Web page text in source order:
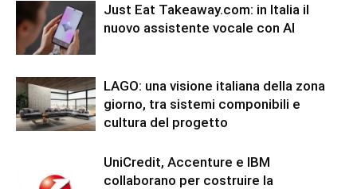
Just Eat Takeaway.com: in Italia il
nuovo assistente vocale con AI
LAGO: una visione italiana della zona
giorno, tra sistemi componibili e
cultura del progetto
UniCredit, Accenture e IBM
collaborano per costruire la